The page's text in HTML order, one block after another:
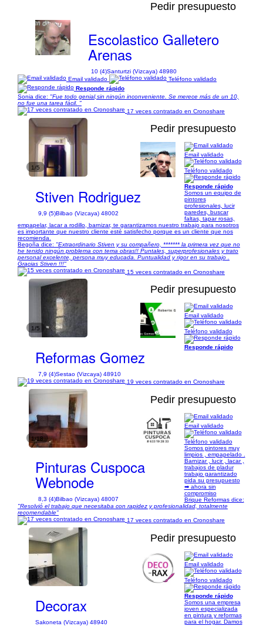
Pedir presupuesto
Escolastico Galletero
Arenas
10 (4)Santurtzi (Vizcaya) 48980
Email validado
Teléfono validado
Responde rápido
Sonia dice: "Fue todo genial,sin ningún inconveniente. Se merece más de un 10,
no fue una tarea fácil. "
17 veces contratado en Cronoshare
1/5
Pedir presupuesto
Stiven Rodriguez
9,9 (5)Bilbao (Vizcaya) 48002
Email validado
Teléfono validado
Responde rápido
Somos un equipo de
pintores
profesionales, lucir
paredes, buscar
faltas, tapar rosas,
empapelar, lacar a rodillo, barnizar, te garantizamos nuestro trabajo para nosotros
es importante que nuestro cliente esté satisfecho porque es un cliente que nos
recomienda.
Begoña dice: "Extraordinario Stiven y su compañero, ******* la primera vez que no
he tenido ningún problema con tema obras!! Puntales, superprofesionales y trato
personal excelente, persona muy educada. Puntualidad y rigor en su trabajo .
Gracias Stiven !!!"
15 veces contratado en Cronoshare
1/5
Pedir presupuesto
Reformas Gomez
7,9 (4)Sestao (Vizcaya) 48910
Email validado
Teléfono validado
Responde rápido
19 veces contratado en Cronoshare
1/18
Pedir presupuesto
Pinturas Cuspoca
Webnode
8,3 (4)Bilbao (Vizcaya) 48007
Email validado
Teléfono validado
Somos pintores muy
limpios , empapelado .
Barnizar , lucir , lacar ,
trabajos de pladur
trabajo garantizado
pida su presupuesto
➡ ahora sin
compromiso
Brique Reformas dice:
"Resolvió el trabajo que necesitaba con rapidez y profesionalidad, totalmente
recomendable"
17 veces contratado en Cronoshare
1/6
Pedir presupuesto
Decorax
Sakoneta (Vizcaya) 48940
Email validado
Teléfono validado
Responde rápido
Somos una empresa
joven especializada
en pintura y reformas
para el hogar. Damos